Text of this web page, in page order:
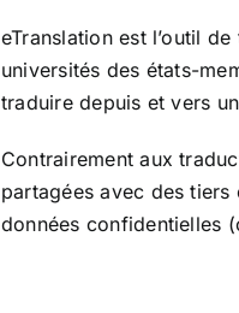
eTranslation est l’outil
universités des états-
traduire depuis et vers
Contrairement aux
partagées avec des
données confidentielles